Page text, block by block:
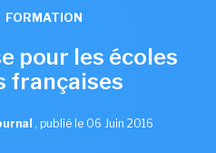
FORMATION
pour les écoles
françaises
, publié le 06 Juin 2016